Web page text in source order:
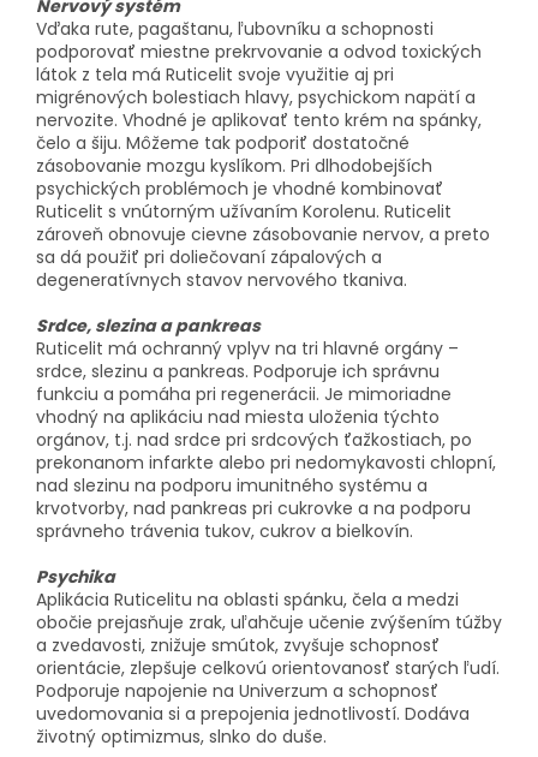
Nervový systém
Vďaka rute, pagaštanu, ľubovníku a schopnosti
podporovať miestne prekrvovanie a odvod toxických
látok z tela má Ruticelit svoje využitie aj pri
migrénových bolestiach hlavy, psychickom napätí a
nervozite. Vhodné je aplikovať tento krém na spánky,
čelo a šiju. Môžeme tak podporiť dostatočné
zásobovanie mozgu kyslíkom. Pri dlhodobejších
psychických problémoch je vhodné kombinovať
Ruticelit s vnútorným užívaním Korolenu. Ruticelit
zároveň obnovuje cievne zásobovanie nervov, a preto
sa dá použiť pri doliečovaní zápalových a
degeneratívnych stavov nervového tkaniva.
Srdce, slezina a pankreas
Ruticelit má ochranný vplyv na tri hlavné orgány –
srdce, slezinu a pankreas. Podporuje ich správnu
funkciu a pomáha pri regenerácii. Je mimoriadne
vhodný na aplikáciu nad miesta uloženia týchto
orgánov, t.j. nad srdce pri srdcových ťažkostiach, po
prekonanom infarkte alebo pri nedomykavosti chlopní,
nad slezinu na podporu imunitného systému a
krvotvorby, nad pankreas pri cukrovke a na podporu
správneho trávenia tukov, cukrov a bielkovín.
Psychika
Aplikácia Ruticelitu na oblasti spánku, čela a medzi
obočie prejasňuje zrak, uľahčuje učenie zvýšením túžby
a zvedavosti, znižuje smútok, zvyšuje schopnosť
orientácie, zlepšuje celkovú orientovanosť starých ľudí.
Podporuje napojenie na Univerzum a schopnosť
uvedomovania si a prepojenia jednotlivostí. Dodáva
životný optimizmus, slnko do duše.